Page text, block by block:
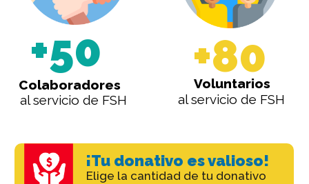
+50
Colaboradores
al servicio de FSH
+80
Voluntarios
al servicio de FSH
¡Tu donativo es valioso!
Elige la cantidad de tu donativo